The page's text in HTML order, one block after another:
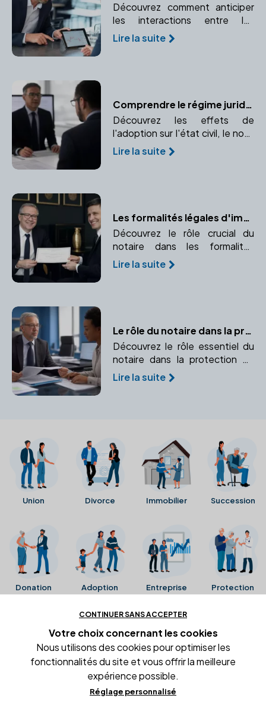
Découvrez comment anticiper
les interactions entre les
donations effectuées de votre
vivant et votre future
Lire la suite
Comprendre le régime juridique de l'adopté et ses changements
Découvrez les effets de
l'adoption sur l'état civil, le nom,
et les droits de l'enfant adopté.
Comprendre l'impact de
Lire la suite
Les formalités légales d'immatriculation avec un notaire
Découvrez le rôle crucial du
notaire dans les formalités
d'immatriculation de votre
entreprise. Apprenez comment
Lire la suite
Le rôle du notaire dans la protection juridique
Découvrez le rôle essentiel du
notaire dans la protection de
vos droits et la sécurité de vos
proches. Un expert pour
Lire la suite
Union Divorce Immobilier Succession
Donation Adoption Entreprise Protection
Ces avis proviennent directement de la fiche Google
Business de l'office notarial. Ils n'ont ni été collectés ni
été vérifiés par Alexia.fr.
Conditions générales d'utilisation
CONTINUER SANS ACCEPTER
Votre choix concernant les cookies
Nous utilisons des cookies pour optimiser les
fonctionnalités du site et vous offrir la meilleure
expérience possible.
Réglage personnalisé